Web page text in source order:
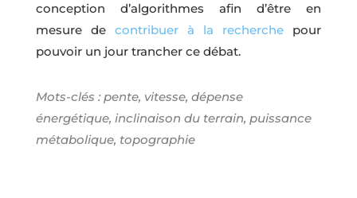
conception d’algorithmes afin d’être en
mesure de contribuer à la recherche pour
pouvoir un jour trancher ce débat.
Mots-clés : pente, vitesse, dépense
énergétique, inclinaison du terrain, puissance
métabolique, topographie